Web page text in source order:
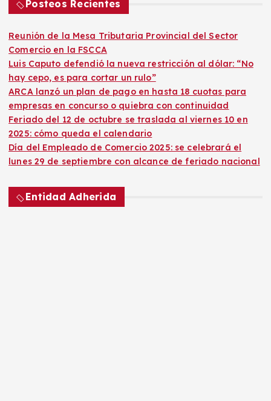
Posteos Recientes
Reunión de la Mesa Tributaria Provincial del Sector
Comercio en la FSCCA
Luis Caputo defendió la nueva restricción al dólar: “No
hay cepo, es para cortar un rulo”
ARCA lanzó un plan de pago en hasta 18 cuotas para
empresas en concurso o quiebra con continuidad
Feriado del 12 de octubre se traslada al viernes 10 en
2025: cómo queda el calendario
Día del Empleado de Comercio 2025: se celebrará el
lunes 29 de septiembre con alcance de feriado nacional
Entidad Adherida